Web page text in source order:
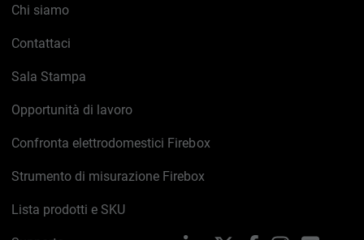
Chi siamo
Contattaci
Sala Stampa
Opportunità di lavoro
Confronta elettrodomestici Firebox
Strumento di misurazione Firebox
Lista prodotti e SKU